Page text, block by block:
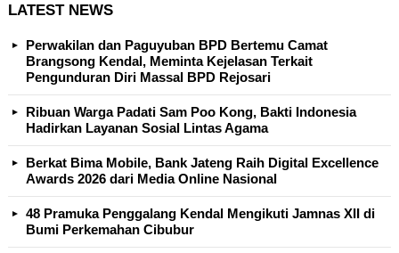
LATEST NEWS
Perwakilan dan Paguyuban BPD Bertemu Camat
Brangsong Kendal, Meminta Kejelasan Terkait
Pengunduran Diri Massal BPD Rejosari
Ribuan Warga Padati Sam Poo Kong, Bakti Indonesia
Hadirkan Layanan Sosial Lintas Agama
Berkat Bima Mobile, Bank Jateng Raih Digital Excellence
Awards 2026 dari Media Online Nasional
48 Pramuka Penggalang Kendal Mengikuti Jamnas XII di
Bumi Perkemahan Cibubur